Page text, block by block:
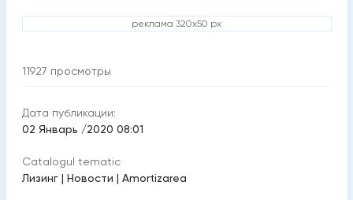
реклама 320x50 px
11927 просмотры
Дата публикации:
02 Январь /2020 08:01
Catalogul tematic
Лизинг | Новости | Amortizarea